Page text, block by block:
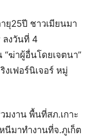
ยุ25ปี ชาวเมียนมา
ลงวันที่ 4
“ฆ่าผู้อื่นโดยเจตนา”
งเฟอร์นิเจอร์ หมู่
มงาน พื้นที่สภ.เกาะ
นีมาทำงานที่จ.ภูเก็ต